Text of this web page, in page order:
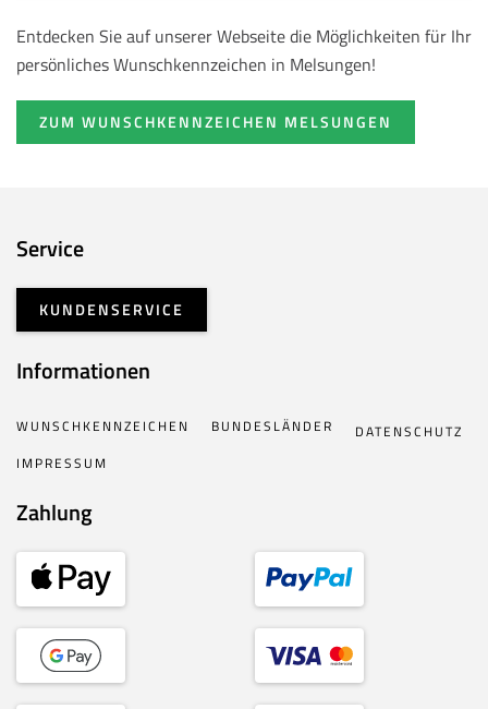
Entdecken Sie auf unserer Webseite die Möglichkeiten für Ihr
persönliches Wunschkennzeichen in Melsungen!
ZUM WUNSCHKENNZEICHEN MELSUNGEN
Service
KUNDENSERVICE
Informationen
WUNSCHKENNZEICHEN BUNDESLÄNDER
DATENSCHUTZ
IMPRESSUM
Zahlung